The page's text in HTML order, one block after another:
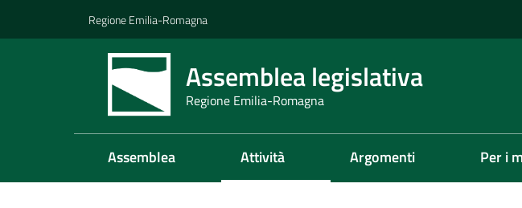
Regione Emilia-Romagna
Assemblea legislativa
Regione Emilia-Romagna
Assemblea Attività Argomenti Per i